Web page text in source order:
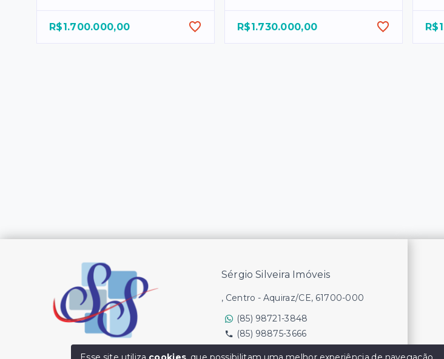
R$1.700.000,00 R$1.730.000,00
Sérgio Silveira Imóveis
, Centro - Aquiraz/CE, 61700-000
(85) 98721-3848
(85) 98875-3666